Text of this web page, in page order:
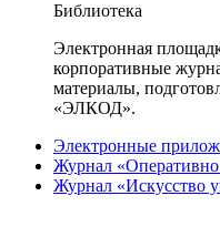
Библиотека
Электронная
корпоративные
материалы,
«ЭЛКОД».
Электронные
Журнал «Оперативно
Журнал «Искусство